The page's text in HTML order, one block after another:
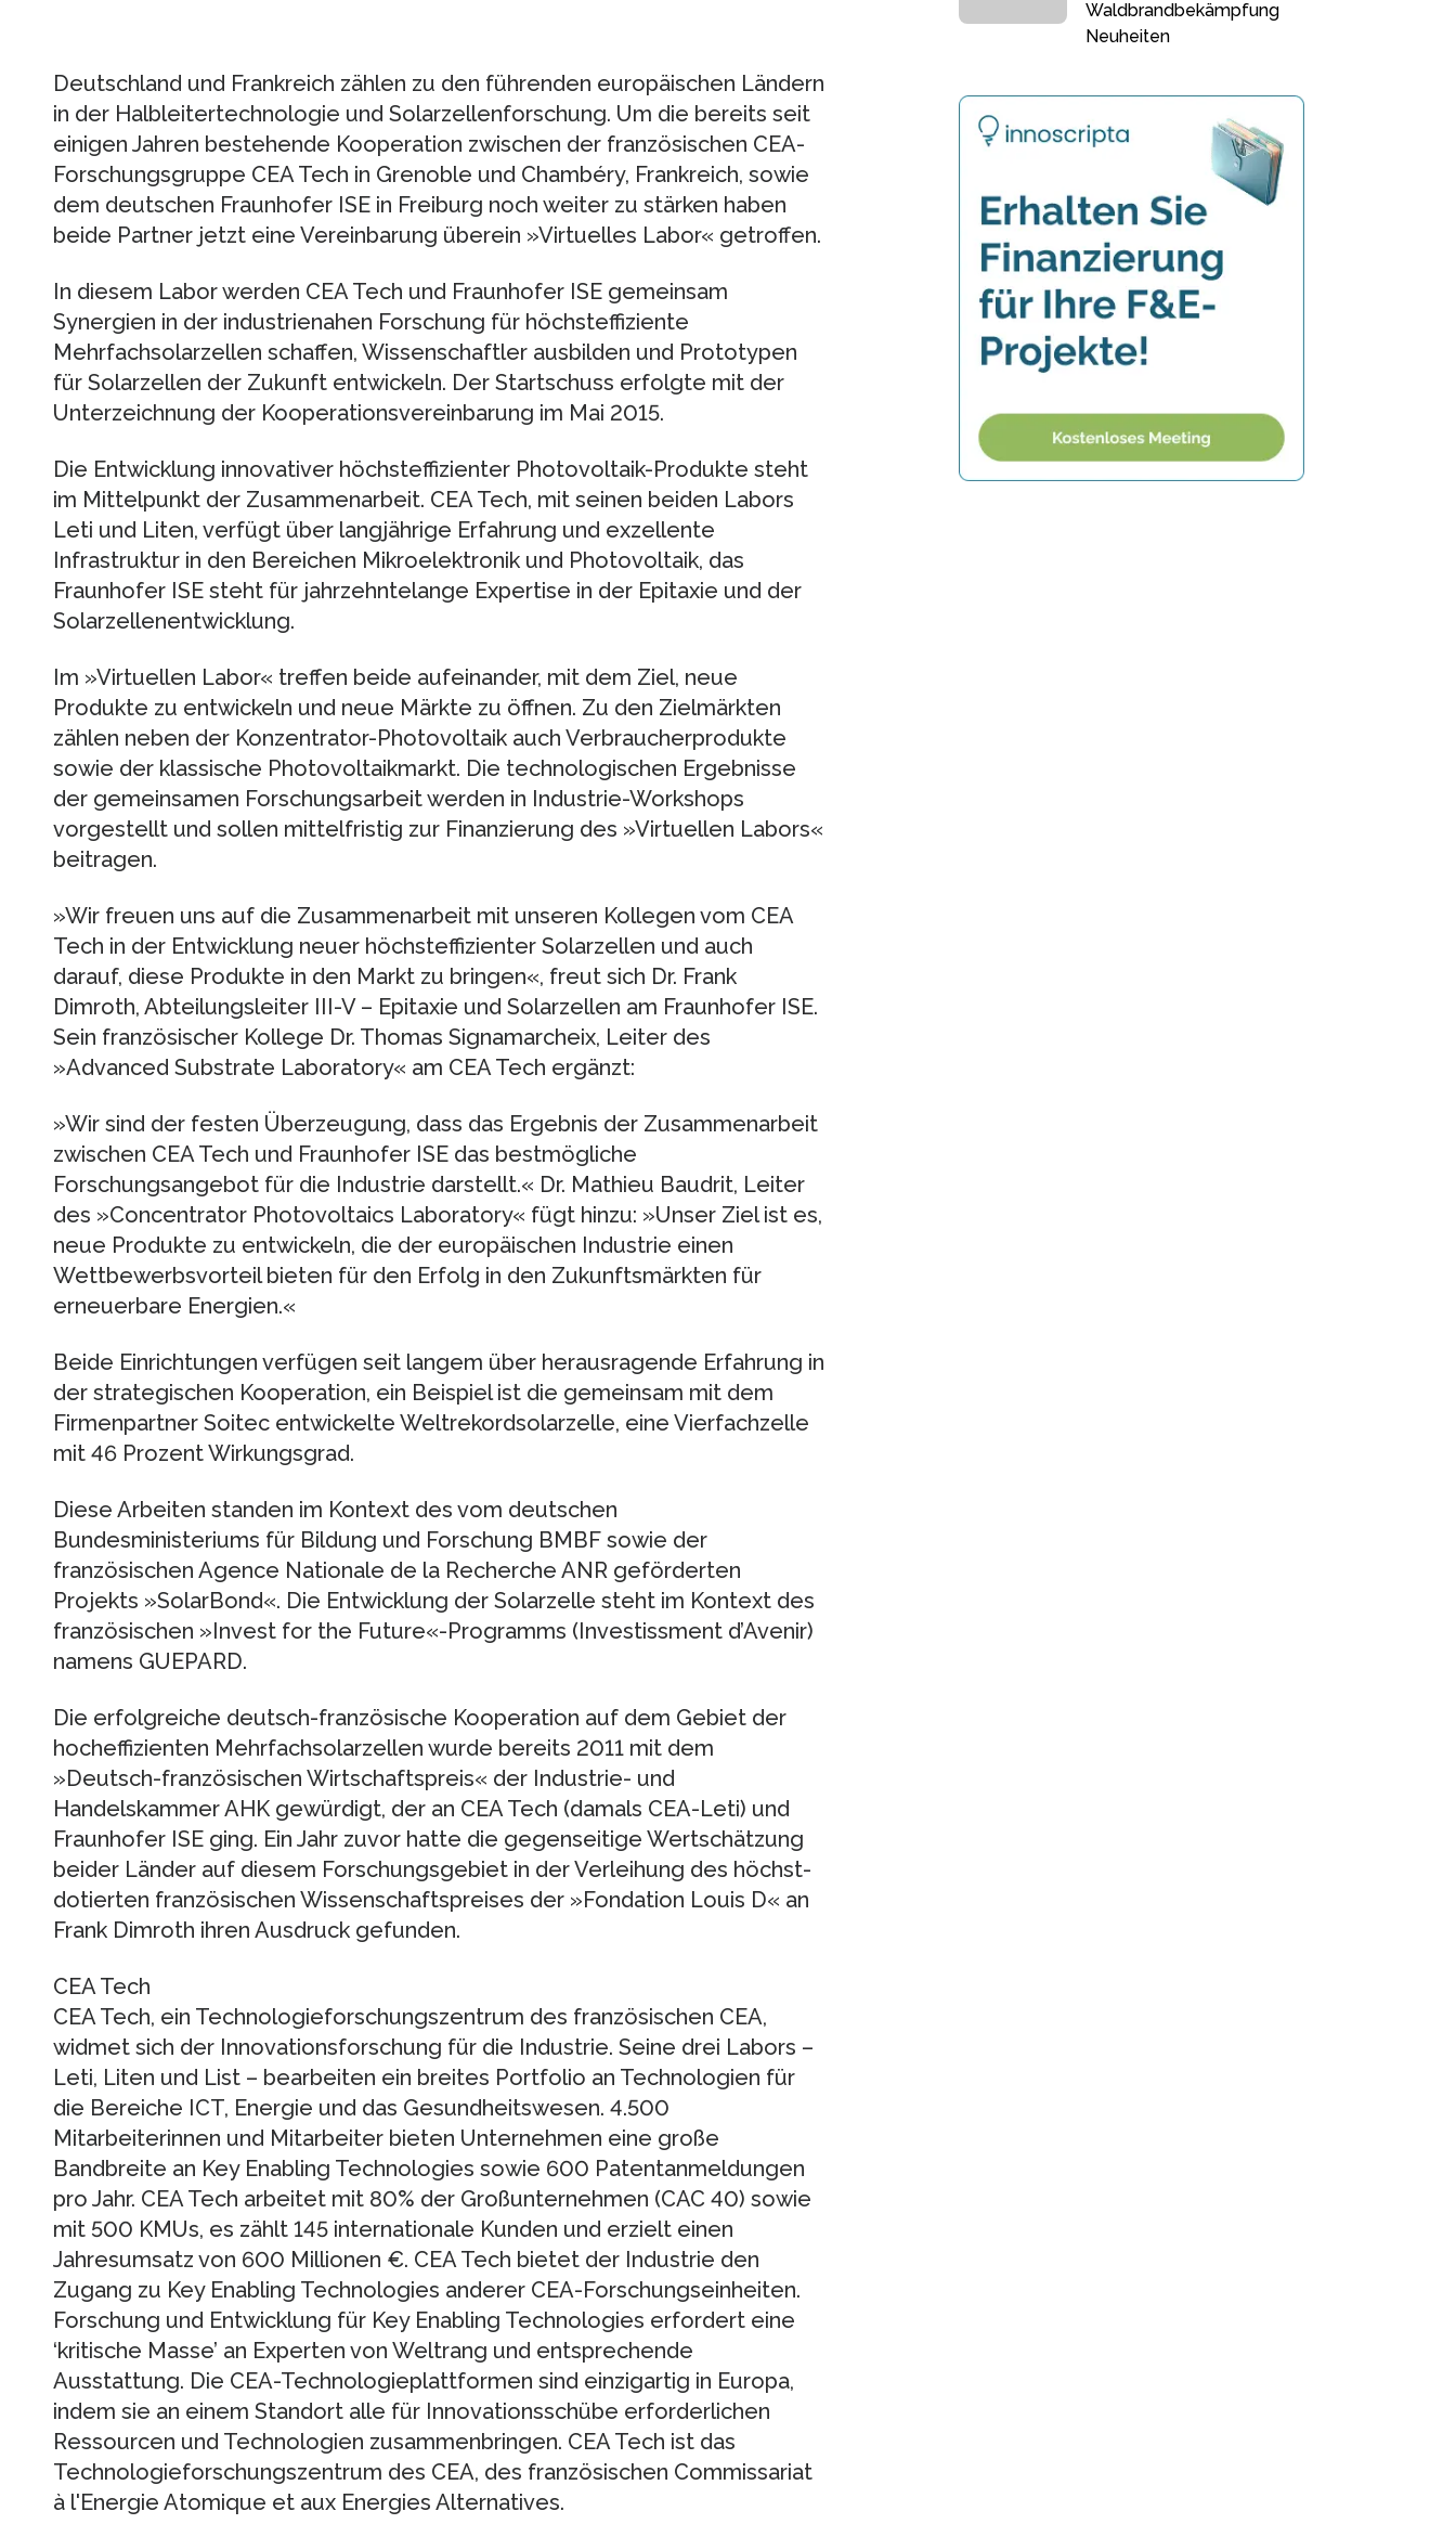
Deutschland und Frankreich zählen zu den führenden europäischen Ländern
in der Halbleitertechnologie und Solarzellenforschung. Um die bereits seit
einigen Jahren bestehende Kooperation zwischen der französischen CEA-
Forschungsgruppe CEA Tech in Grenoble und Chambéry, Frankreich, sowie
dem deutschen Fraunhofer ISE in Freiburg noch weiter zu stärken haben
beide Partner jetzt eine Vereinbarung überein »Virtuelles Labor« getroffen.
In diesem Labor werden CEA Tech und Fraunhofer ISE gemeinsam
Synergien in der industrienahen Forschung für höchsteffiziente
Mehrfachsolarzellen schaffen, Wissenschaftler ausbilden und Prototypen
für Solarzellen der Zukunft entwickeln. Der Startschuss erfolgte mit der
Unterzeichnung der Kooperationsvereinbarung im Mai 2015.
Die Entwicklung innovativer höchsteffizienter Photovoltaik-Produkte steht
im Mittelpunkt der Zusammenarbeit. CEA Tech, mit seinen beiden Labors
Leti und Liten, verfügt über langjährige Erfahrung und exzellente
Infrastruktur in den Bereichen Mikroelektronik und Photovoltaik, das
Fraunhofer ISE steht für jahrzehntelange Expertise in der Epitaxie und der
Solarzellenentwicklung.
Im »Virtuellen Labor« treffen beide aufeinander, mit dem Ziel, neue
Produkte zu entwickeln und neue Märkte zu öffnen. Zu den Zielmärkten
zählen neben der Konzentrator-Photovoltaik auch Verbraucherprodukte
sowie der klassische Photovoltaikmarkt. Die technologischen Ergebnisse
der gemeinsamen Forschungsarbeit werden in Industrie-Workshops
vorgestellt und sollen mittelfristig zur Finanzierung des »Virtuellen Labors«
beitragen.
»Wir freuen uns auf die Zusammenarbeit mit unseren Kollegen vom CEA
Tech in der Entwicklung neuer höchsteffizienter Solarzellen und auch
darauf, diese Produkte in den Markt zu bringen«, freut sich Dr. Frank
Dimroth, Abteilungsleiter III-V – Epitaxie und Solarzellen am Fraunhofer ISE.
Sein französischer Kollege Dr. Thomas Signamarcheix, Leiter des
»Advanced Substrate Laboratory« am CEA Tech ergänzt:
»Wir sind der festen Überzeugung, dass das Ergebnis der Zusammenarbeit
zwischen CEA Tech und Fraunhofer ISE das bestmögliche
Forschungsangebot für die Industrie darstellt.« Dr. Mathieu Baudrit, Leiter
des »Concentrator Photovoltaics Laboratory« fügt hinzu: »Unser Ziel ist es,
neue Produkte zu entwickeln, die der europäischen Industrie einen
Wettbewerbsvorteil bieten für den Erfolg in den Zukunftsmärkten für
erneuerbare Energien.«
Beide Einrichtungen verfügen seit langem über herausragende Erfahrung in
der strategischen Kooperation, ein Beispiel ist die gemeinsam mit dem
Firmenpartner Soitec entwickelte Weltrekordsolarzelle, eine Vierfachzelle
mit 46 Prozent Wirkungsgrad.
Diese Arbeiten standen im Kontext des vom deutschen
Bundesministeriums für Bildung und Forschung BMBF sowie der
französischen Agence Nationale de la Recherche ANR geförderten
Projekts »SolarBond«. Die Entwicklung der Solarzelle steht im Kontext des
französischen »Invest for the Future«-Programms (Investissment d’Avenir)
namens GUEPARD.
Die erfolgreiche deutsch-französische Kooperation auf dem Gebiet der
hocheffizienten Mehrfachsolarzellen wurde bereits 2011 mit dem
»Deutsch-französischen Wirtschaftspreis« der Industrie- und
Handelskammer AHK gewürdigt, der an CEA Tech (damals CEA-Leti) und
Fraunhofer ISE ging. Ein Jahr zuvor hatte die gegenseitige Wertschätzung
beider Länder auf diesem Forschungsgebiet in der Verleihung des höchst-
dotierten französischen Wissenschaftspreises der »Fondation Louis D« an
Frank Dimroth ihren Ausdruck gefunden.
CEA Tech
CEA Tech, ein Technologieforschungszentrum des französischen CEA,
widmet sich der Innovationsforschung für die Industrie. Seine drei Labors –
Leti, Liten und List – bearbeiten ein breites Portfolio an Technologien für
die Bereiche ICT, Energie und das Gesundheitswesen. 4.500
Mitarbeiterinnen und Mitarbeiter bieten Unternehmen eine große
Bandbreite an Key Enabling Technologies sowie 600 Patentanmeldungen
pro Jahr. CEA Tech arbeitet mit 80% der Großunternehmen (CAC 40) sowie
mit 500 KMUs, es zählt 145 internationale Kunden und erzielt einen
Jahresumsatz von 600 Millionen €. CEA Tech bietet der Industrie den
Zugang zu Key Enabling Technologies anderer CEA-Forschungseinheiten.
Forschung und Entwicklung für Key Enabling Technologies erfordert eine
‘kritische Masse’ an Experten von Weltrang und entsprechende
Ausstattung. Die CEA-Technologieplattformen sind einzigartig in Europa,
indem sie an einem Standort alle für Innovationsschübe erforderlichen
Ressourcen und Technologien zusammenbringen. CEA Tech ist das
Technologieforschungszentrum des CEA, des französischen Commissariat
à l'Energie Atomique et aux Energies Alternatives.
Waldbrandbekämpfung
Neuheiten